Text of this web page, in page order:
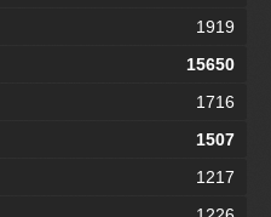
1919
15650
1716
1507
1217